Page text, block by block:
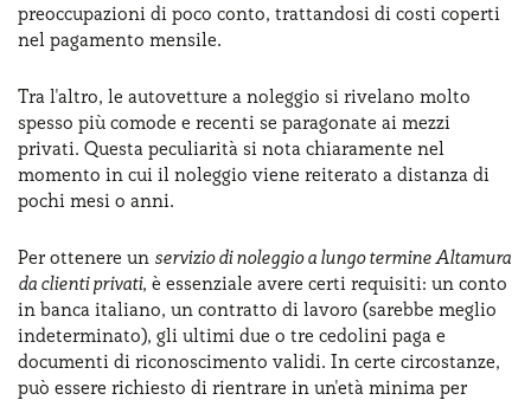
preoccupazioni di poco conto, trattandosi di costi coperti
nel pagamento mensile.
Tra l'altro, le autovetture a noleggio si rivelano molto
spesso più comode e recenti se paragonate ai mezzi
privati. Questa peculiarità si nota chiaramente nel
momento in cui il noleggio viene reiterato a distanza di
pochi mesi o anni.
Per ottenere un servizio di noleggio a lungo termine Altamura
da clienti privati, è essenziale avere certi requisiti: un conto
in banca italiano, un contratto di lavoro (sarebbe meglio
indeterminato), gli ultimi due o tre cedolini paga e
documenti di riconoscimento validi. In certe circostanze,
può essere richiesto di rientrare in un'età minima per